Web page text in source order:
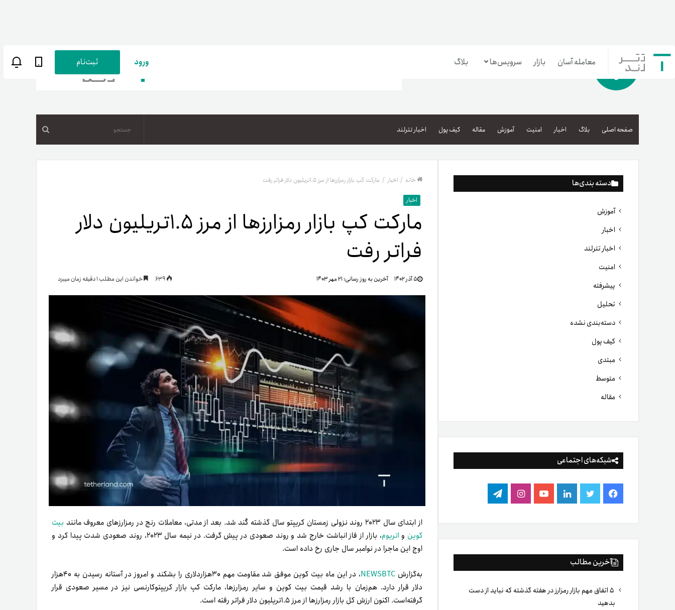
معامله آسان بازار سرویس‌ها
بازار تترلند
سرمایه‌گذاری آسان
پاداش کیف‌پول تومانی
مهر تترلند
بلاگ
زبان پارسی
حساب‌های بانکی
ورود ثبت‌نام
صفحه اصلی بلاگ اخبار امنیت آموزش مقاله کیف پول اخبار تترلند
دسته بندی‌ها
آموزش
اخبار
اخبار تترلند
امنیت
پیشرفته
تحلیل
دسته‌بندی نشده
کیف پول
مبتدی
متوسط
مقاله
شبکه‌های اجتماعی
فیس
بوک
توییتر لینکدینیوتیوباینستاگرام
تلگرام
آخرین مطالب
۵ اتفاق مهم بازار رمزارز در هفته گذشته که نباید از دست
بدهید
خانه / اخبار / مارکت کپ بازار رمزارزها از مرز ۱.۵تریلیون دلار فراتر رفت
اخبار
مارکت کپ بازار رمزارزها از مرز ۱.۵تریلیون دلار
فراتر رفت
۵ آذر ۱۴۰۲ آخرین به روز رسانی:۲۱ مهر ۱۴۰۳ خواندن این مطلب 1 دقیقه زمان میبرد
از ابتدای سال ۲۰۲۳ روند نزولی زمستان کریپتو سال گذشته کُند شد. بعد از مدتی، معاملات رنج در رمزارزهای معروف مانند
بیت
کوین واتریوم
، بازار از فاز انباشت خارج شد و روند صعودی در پیش گرفت. در نیمه سال ۲۰۲۳، روند صعودی شدت پیدا کرد و
اوج این ماجرا در نوامبر سال جاری رخ داده است.
به‌گزارش NEWSBTC
، در این ماه بیت کوین موفق شد مقاومت مهم ۳۰هزار‌دلاری را بشکند و امروز در آستانه رسیدن به ۴۰هزار
دلار قرار دارد. هم‌زمان با رشد قیمت بیت کوین و سایر رمزارزها، مارکت کپ بازار کریپتوکارنسی نیز در مسیر صعودی قرار
گرفته‌است. اکنون ارزش کل بازار رمزارزها از مرز ۱.۵تریلیون دلار فراتر رفته است.